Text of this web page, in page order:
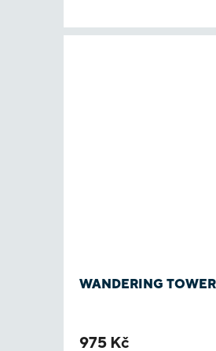
WANDERING
975 Kč